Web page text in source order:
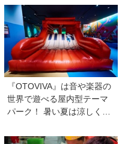
があることにとことん真っ
直ぐ！」世界でひとつだけ
のウニ殻図鑑で魅力を伝え
たい
『OTOVIVA』は音や楽器の
世界で遊べる屋内型テーマ
パーク！ 暑い夏は涼しく遊